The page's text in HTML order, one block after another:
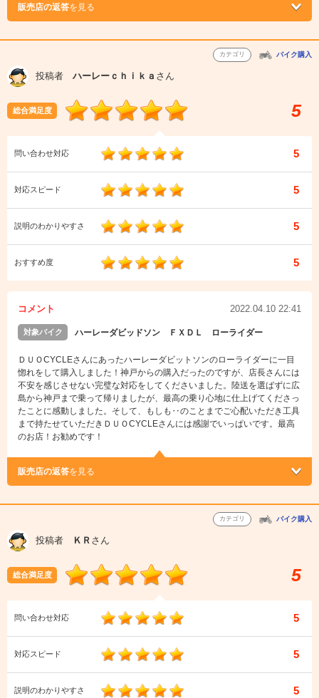
販売店の返答を見る
カテゴリ バイク購入
投稿者 ハーレーｃｈｉｋａ さん
総合満足度 5
問い合わせ対応 5
対応スピード 5
説明のわかりやすさ 5
おすすめ度 5
コメント 2022.04.10 22:41
対象バイク ハーレーダビッドソン ＦＸＤＬ ローライダー
ＤＵＯCYCLEさんにあったハーレーダビットソンのローライダーに一目
惚れをして購入しました！神戸からの購入だったのですが、店長さんには
不安を感じさせない完璧な対応をしてくださいました。陸送を選ばずに広
島から神戸まで乗って帰りましたが、最高の乗り心地に仕上げてくださっ
たことに感動しました。そして、もしも‥のことまでご心配いただき工具
まで持たせていただきＤＵＯCYCLEさんには感謝でいっぱいです。最高
のお店！お勧めです！
販売店の返答を見る
カテゴリ バイク購入
投稿者 ＫＲ さん
総合満足度 5
問い合わせ対応 5
対応スピード 5
説明のわかりやすさ 5